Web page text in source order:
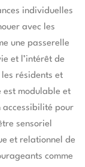
individuelles
avec les
une passerelle
et l’intérêt de
résidents et
est modulable et
accessibilité pour
sensoriel
et relationnel de
comme